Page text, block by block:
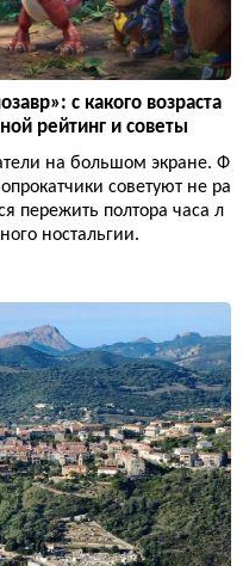
с какого возраста
рейтинг и советы
на большом экране. Ф
советуют не ра
пережить полтора часа л
ностальгии.